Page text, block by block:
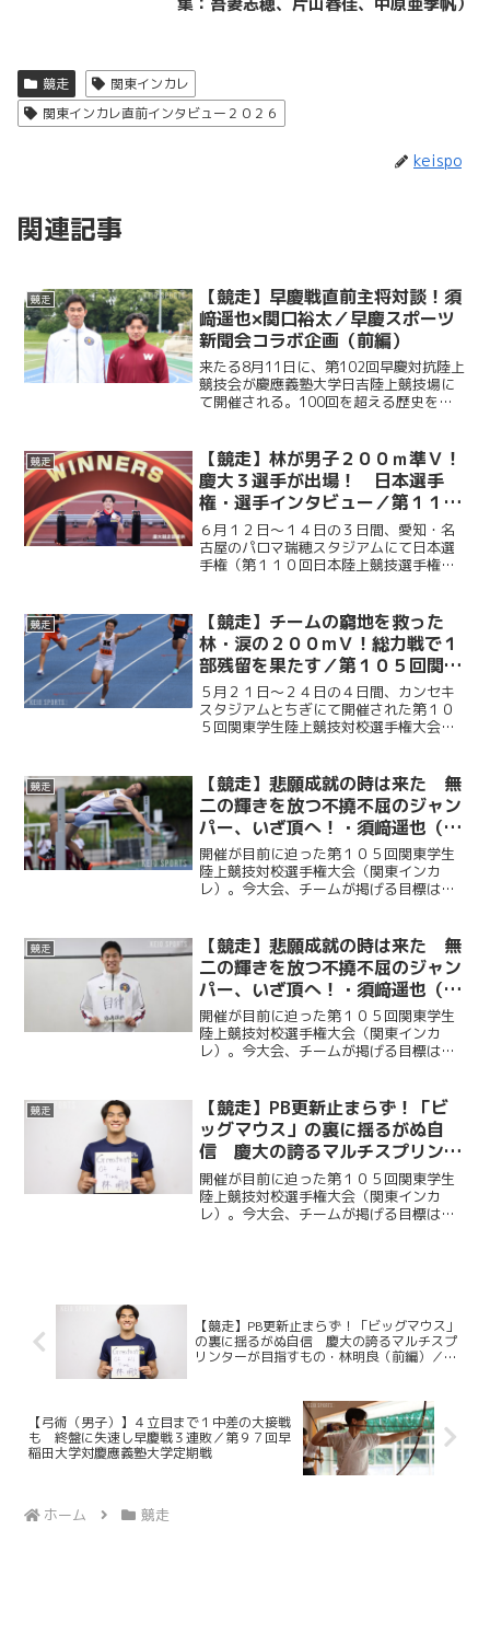
競走
関東インカレ
関東インカレ直前インタビュー２０２６
keispo
関連記事
競走
【競走】早慶戦直前主将対談！須
﨑遥也×関口裕太／早慶スポーツ
新聞会コラボ企画（前編）
来たる8月11日に、第102回早慶対抗陸上
競技会が慶應義塾大学日吉陸上競技場に
て開催される。100回を超える歴史を積
早稲田スポーツ新聞会は、合同で両校の
主将に取材を行っ...
競走
【競走】林が男子２００ｍ準Ｖ！
慶大３選手が出場！ 日本選手
権・選手インタビュー／第１１０
回日本陸上競技選手権大会
６月１２日～１４日の３日間、愛知・名
古屋のパロマ瑞穂スタジアムにて日本選
手権（第１１０回日本陸上競技選手権大
１５００ｍに成沢翔英（環４・山梨学
院）、女子やり投に倉田紗優...
競走
【競走】チームの窮地を救った
林・涙の２００mＶ！総力戦で１
部残留を果たす／第１０５回関東
学生陸上競技対校選手権大会
５月２１日〜２４日の４日間、カンセキ
スタジアムとちぎにて開催された第１０
５回関東学生陸上競技対校選手権大会。
部降格の危機に瀕した。しかし３日目に
細萱颯生（政３・桐朋）が...
競走
【競走】悲願成就の時は来た 無
二の輝きを放つ不撓不屈のジャン
パー、いざ頂へ！・須﨑遥也（後
編）／関東インカレ直前インタビ
ュー２０２６・第５弾
開催が目前に迫った第１０５回関東学生
陸上競技対校選手権大会（関東インカ
レ）。今大会、チームが掲げる目標は
大舞台で１点でも多く掴み取るために部
員たちは全てを懸けてピークを...
競走
【競走】悲願成就の時は来た 無
二の輝きを放つ不撓不屈のジャン
パー、いざ頂へ！・須﨑遥也（前
編）／関東インカレ直前インタビ
ュー２０２６・第５弾
開催が目前に迫った第１０５回関東学生
陸上競技対校選手権大会（関東インカ
レ）。今大会、チームが掲げる目標は
大舞台で１点でも多く掴み取るために部
員たちは全てを懸けてピークを...
競走
【競走】PB更新止まらず！「ビ
ッグマウス」の裏に揺るがぬ自
信 慶大の誇るマルチスプリンタ
ーが目指すもの・林明良（前編）
／関東インカレ直前インタビュー
２０２６・第４弾
開催が目前に迫った第１０５回関東学生
陸上競技対校選手権大会（関東インカ
レ）。今大会、チームが掲げる目標は
【競走】PB更新止まらず！「ビッグマウス」
の裏に揺るがぬ自信 慶大の誇るマルチスプ
リンターが目指すもの・林明良（前編）／関
【弓術（男子）】４立目まで１中差の大接戦
も 終盤に失速し早慶戦３連敗／第９７回早
稲田大学対慶應義塾大学定期戦
ホーム 競走